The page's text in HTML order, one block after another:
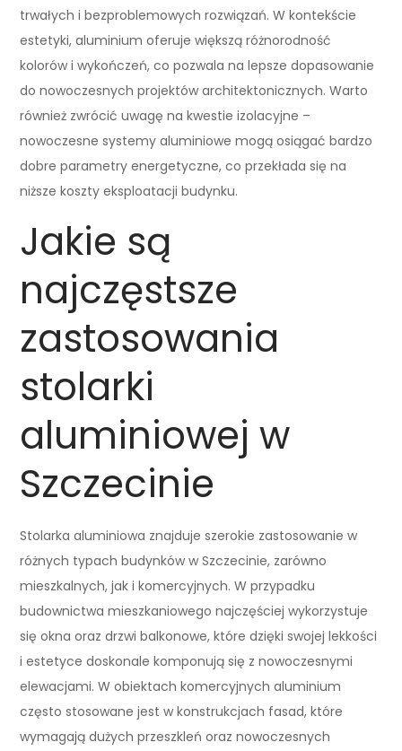
trwałych i bezproblemowych rozwiązań. W kontekście
estetyki, aluminium oferuje większą różnorodność
kolorów i wykończeń, co pozwala na lepsze dopasowanie
do nowoczesnych projektów architektonicznych. Warto
również zwrócić uwagę na kwestie izolacyjne –
nowoczesne systemy aluminiowe mogą osiągać bardzo
dobre parametry energetyczne, co przekłada się na
niższe koszty eksploatacji budynku.
Jakie są
najczęstsze
zastosowania
stolarki
aluminiowej w
Szczecinie
Stolarka aluminiowa znajduje szerokie zastosowanie w
różnych typach budynków w Szczecinie, zarówno
mieszkalnych, jak i komercyjnych. W przypadku
budownictwa mieszkaniowego najczęściej wykorzystuje
się okna oraz drzwi balkonowe, które dzięki swojej lekkości
i estetyce doskonale komponują się z nowoczesnymi
elewacjami. W obiektach komercyjnych aluminium
często stosowane jest w konstrukcjach fasad, które
wymagają dużych przeszkleń oraz nowoczesnych